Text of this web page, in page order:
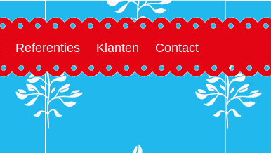
Referenties Klanten Contact